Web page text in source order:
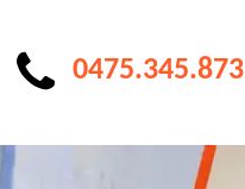
0475.345.873